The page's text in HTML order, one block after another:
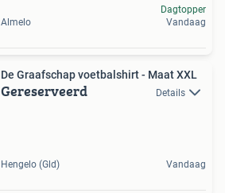
Almelo
Dagtopper
Vandaag
De Graafschap voetbalshirt - Maat XXL
Gereserveerd Details
Hengelo (Gld) Vandaag